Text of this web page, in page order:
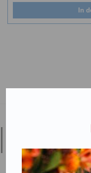
In
Salinen Austria
4802 Ebensee am